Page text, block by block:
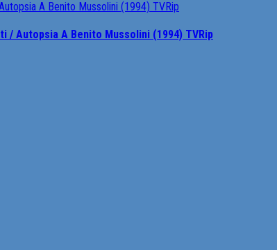
/ Autopsia A Benito Mussolini (1994) TVRip